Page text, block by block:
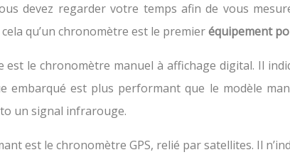
devez regarder votre temps afin de vous
qu’un chronomètre est le premieréquipement
est le chronomètre manuel à affichage digital. Il
embarqué est plus performant que le modèle
un signal infrarouge.
est le chronomètre GPS, relié par satellites. Il